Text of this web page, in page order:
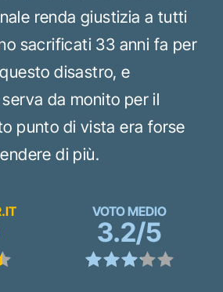
renda giustizia a tutti
sacrificati 33 anni fa per
disastro, e
da monito per il
punto di vista era forse
di più.
VOTO MEDIO
3.2/5